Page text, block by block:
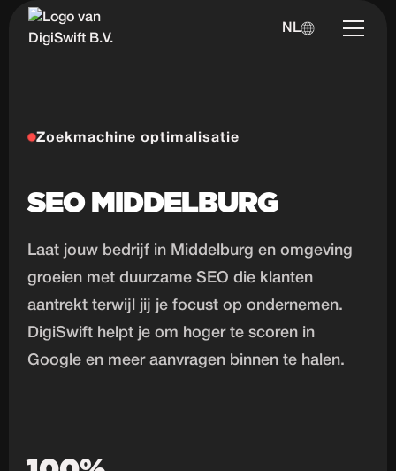
NL
Zoekmachine optimalisatie
SEO MIDDELBURG
Laat jouw bedrijf in Middelburg en omgeving
groeien met duurzame SEO die klanten
aantrekt terwijl jij je focust op ondernemen.
DigiSwift helpt je om hoger te scoren in
Google en meer aanvragen binnen te halen.